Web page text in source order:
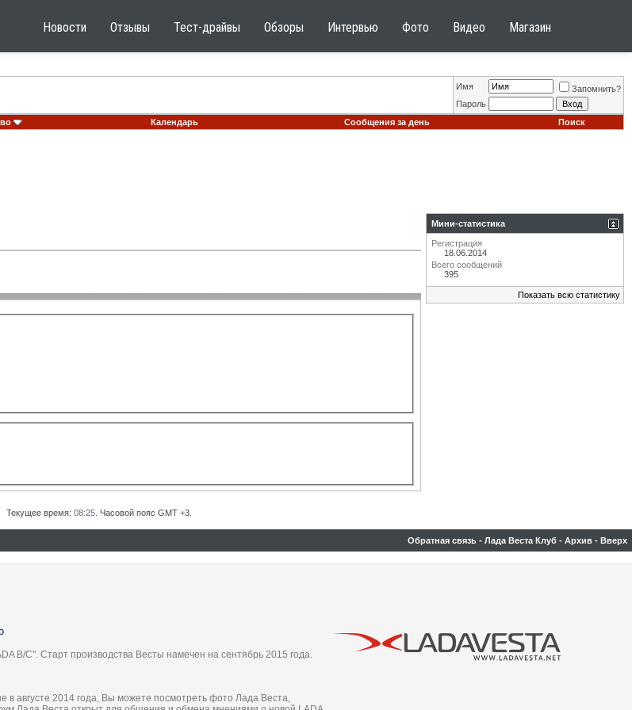
Новости Отзывы Тест-драйвы Обзоры Интервью Фото Видео Магазин
Имя
Запомнить?
Пароль
Календарь Сообщения за день Поиск
Мини-статистика
Регистрация
18.06.2014
Всего сообщений
395
Показать всю статистику
Текущее время: 08:25 . Часовой пояс GMT +3.
Обратная связь - Лада Веста Клуб - Архив - Вверх
B/C". Старт производства Весты намечен на сентябрь 2015 года.
в августе 2014 года, Вы можете посмотреть фото Лада Веста,